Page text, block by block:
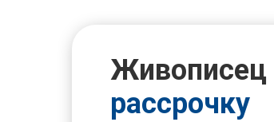
Живописец
рассрочку